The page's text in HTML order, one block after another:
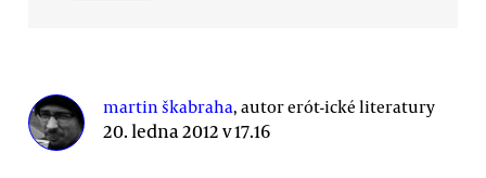
martin škabraha, autor erót-ické literatury
20. ledna 2012 v 17.16